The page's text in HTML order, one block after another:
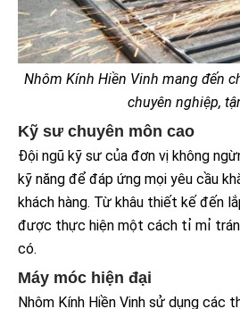
Nhôm Kính Hiền Vinh mang đến
chuyên nghiệp,
Kỹ sư chuyên môn cao
Đội ngũ kỹ sư của đơn vị không
kỹ năng để đáp ứng mọi yêu cầu
khách hàng. Từ khâu thiết kế đến
được thực hiện một cách tỉ mỉ
có.
Máy móc hiện đại
Nhôm Kính Hiền Vinh sử dụng các